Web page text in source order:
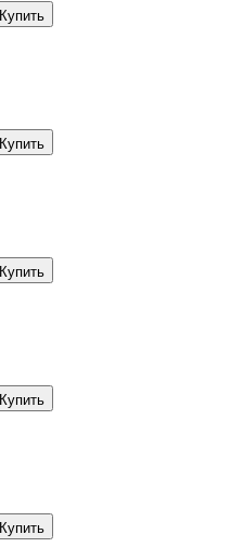
Купить
Купить
Купить
Купить
Купить